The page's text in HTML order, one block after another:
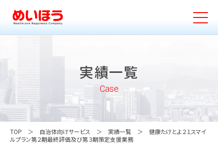
実績一覧
Case
TOP 自治体向けサービス 実績一覧
健康たけとよ２１スマイ
ルプラン第２期最終評価及び第３期策定支援業務